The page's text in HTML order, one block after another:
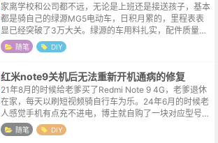
家离学校和公司都不远，无论是上班还是接送孩子，基本
都是骑自己的绿源MG5电动车，日积月累的，里程表表
显已经突破了3万大关。绿源的车用料扎实，配件质量稳
定，虽然在一些新潮的功能上跟进的脚步略缓，但开电车
的人群，又有多少时间能放在代步工具...
随笔 DIY
红米note9关机后无法重新开机通病的修复
21年8月的时候给老爹买了Redmi Note 9 4G，老爹退休
在家，每天以刷短视频骑自行车为乐。24年6月的时候老
人感觉手机有点充不进电，博主就自购了一块对应型号的
充电小板，关闭手机后兴致勃勃的换上，然后长按开机
键，结果，手机死活...
随笔 DIY